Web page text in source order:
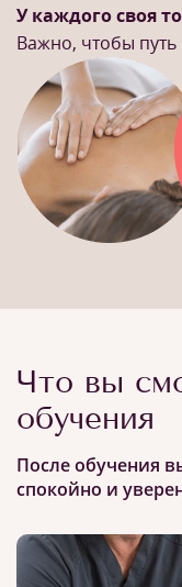
У каждого своя
Важно, чтобы
Что вы
обучения
После обучения
спокойно и